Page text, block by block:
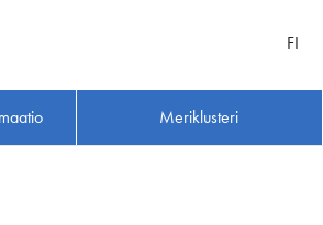
FI
Meriklusteri